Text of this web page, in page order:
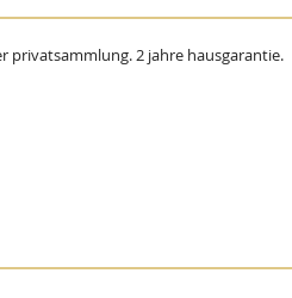
privatsammlung. 2 jahre hausgarantie.